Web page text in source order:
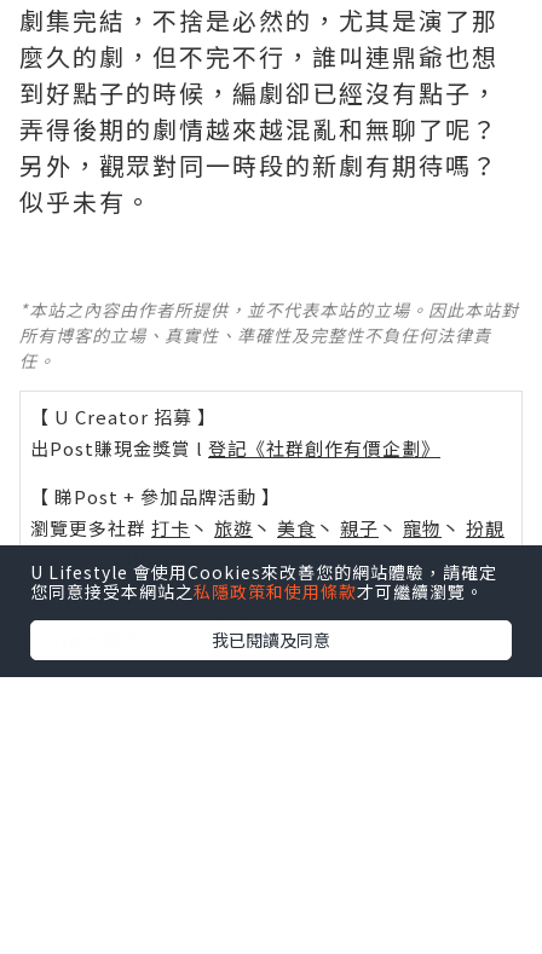
U Lifestyle 會使用Cookies來改善您的網站體驗，請確定
您同意接受本網站之私隱政策和使用條款才可繼續瀏覽。
我已閱讀及同意
劇集完結，不捨是必然的，尤其是演了那
麼久的劇，但不完不行，誰叫連鼎爺也想
到好點子的時候，編劇卻已經沒有點子，
弄得後期的劇情越來越混亂和無聊了呢？ ​​​
另外，觀眾對同一時段的新劇有期待嗎？
似乎未有。
*本站之內容由作者所提供，並不代表本站的立場。因此本站對
所有博客的立場、真實性、準確性及完整性不負任何法律責
任。
【 U Creator 招募 】
出Post賺現金獎賞 l 登記《社群創作有價企劃》
【 睇Post + 參加品牌活動 】
瀏覽更多社群 打卡 丶 旅遊 丶 美食 丶 親子 丶 寵物 丶 扮靚
活動情報
U Blog開咗WhatsApp啦！發掘更多吃喝玩樂資訊！